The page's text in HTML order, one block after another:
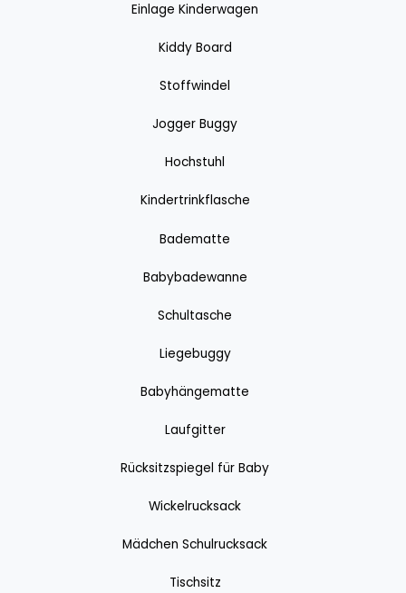
Einlage Kinderwagen
Kiddy Board
Stoffwindel
Jogger Buggy
Hochstuhl
Kindertrinkflasche
Badematte
Babybadewanne
Schultasche
Liegebuggy
Babyhängematte
Laufgitter
Rücksitzspiegel für Baby
Wickelrucksack
Mädchen Schulrucksack
Tischsitz